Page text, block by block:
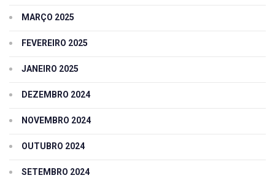
MARÇO 2025
FEVEREIRO 2025
JANEIRO 2025
DEZEMBRO 2024
NOVEMBRO 2024
OUTUBRO 2024
SETEMBRO 2024